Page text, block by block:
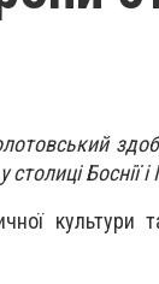
Боснії
культури